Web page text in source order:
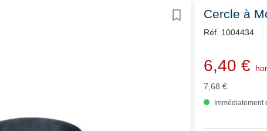
Cercle à
Réf. 1004434
6,40 €
7,68 €
Immédiatement